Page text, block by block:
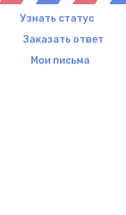
Узнать статус
Заказать ответ
Мои письма